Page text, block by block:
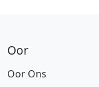
Oor
Oor Ons